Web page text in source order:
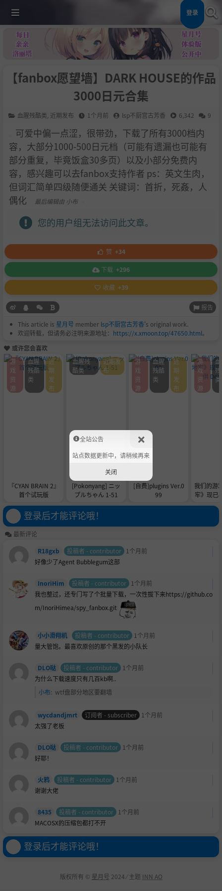
登录
【fanbox愿望墙】DARK HOUSE的作品
3000日元合集
血腥残酷类 近期发布 1个月前 lsp不厨宫古芳香 6,342 9
可爱中偏一点涩，很带劲，下载了所有3000档内
容，大部分1000-500日元档（可能有遗漏也可能有
部分重复，毕竟饭盒30多页）以及小部分免费内
容，感兴趣可以去fanbox支持作者 ps：英文生肉，
但词汇简单四级随便通关 关键词：首折，死姦，人
偶化
最后编辑由 小布
您的用户组无法访问此文章。
赞 +34
下载 +296
收藏 +39
报告
This article is 星月号 member lsp不厨宫古芳香's original work.
欢迎转载，但请务必注明来源地址： https://x.xmoon.top/47650.html。
或许您会喜欢
『CYAN BRAIN 2』
首个试玩版
游
戏
资
源
血腥
残酷
类
近
期
发
布
[Pokonyang] ニッ
プルちゃん 1-51
血腥残
酷类
近期发
布
[自费]plugins Ver.0
99
游
戏
资
源
血腥
残酷
类
近
期
发
布
我们的游
牢》现已
游
戏
资
源
类
登录后才能评论哦！
最新评论
R18gxb
投稿者 - contributor
1个月前
好像少了Agent Bubblegum这部
InoriHim 投稿者 - contributor
1个月前
我也整过，还专门写了个批量下载，一次性拔下来https://github.co
m/InoriHimea/spy_fanbox.git
小小滑翔机 投稿者 - contributor
1个月前
量大管饱。最喜欢原创的那个黑发的小队长
DLO哒 投稿者 - contributor
1个月前
为什么下载速度只有几百kb啊..
小布: wtf盘部分地区要翻墙
wycdandjmrt 订阅者 - subscriber
1个月前
太强了老板
DLO哒 投稿者 - contributor
1个月前
好耶！
火鸦 投稿者 - contributor
1个月前
谢谢大佬
8435 投稿者 - contributor
1个月前
MACOSX的压缩包都打不开
登录后才能评论哦！
版权所有 © 星月号 2024 ⁄ 主题 INN AO
全站公告
站点数据更新中，请稍候再来
关闭